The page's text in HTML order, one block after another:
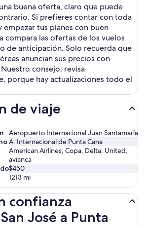
buena oferta, claro que puede
Si prefieres contar con toda
empezar tus planes con buen
compara las ofertas de los vuelos
de anticipación. Solo recuerda que
anuncian sus precios con
consejo: revisa
porque hay actualizaciones todo el
de viaje
Aeropuerto Internacional Juan Santamaría
A. Internacional de Punta Cana
American Airlines, Copa, Delta, United,
avianca
$450
1213 mi
confianza
José a Punta
a Punta Cana